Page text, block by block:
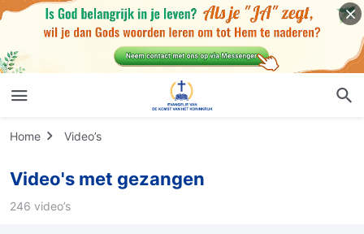
Home Video’s
Video's met gezangen
246 video’s